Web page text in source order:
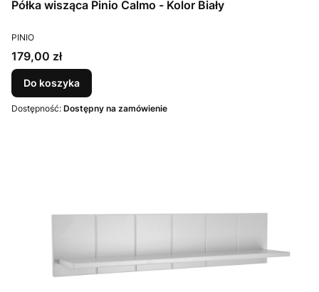
Półka wisząca Pinio Calmo - Kolor Biały
PRODUCENT
PINIO
Cena
179,00 zł
Do koszyka
Dostępność: Dostępny na zamówienie